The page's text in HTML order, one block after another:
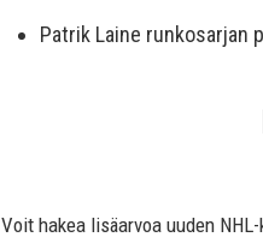
Patrik Laine runkosarjan
Voit hakea lisäarvoa uuden